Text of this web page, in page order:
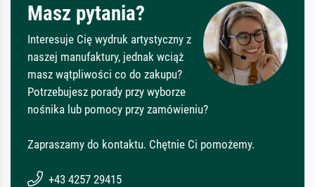
Masz pytania?
Interesuje Cię wydruk artystyczny z
naszej manufaktury, jednak wciąż
masz wątpliwości co do zakupu?
Potrzebujesz porady przy wyborze
nośnika lub pomocy przy zamówieniu?
Zapraszamy do kontaktu. Chętnie Ci pomożemy.
+43 4257 29415